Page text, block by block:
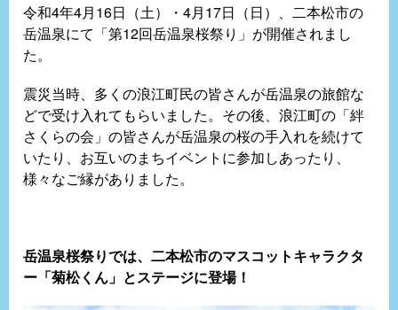
令和4年4月16日（土）・4月17日（日）、二本松市の
岳温泉にて「第12回岳温泉桜祭り」が開催されまし
た。
震災当時、多くの浪江町民の皆さんが岳温泉の旅館な
どで受け入れてもらいました。その後、浪江町の「絆
さくらの会」の皆さんが岳温泉の桜の手入れを続けて
いたり、お互いのまちイベントに参加しあったり、
様々なご縁がありました。
岳温泉桜祭りでは、二本松市のマスコットキャラクタ
ー「菊松くん」とステージに登場！